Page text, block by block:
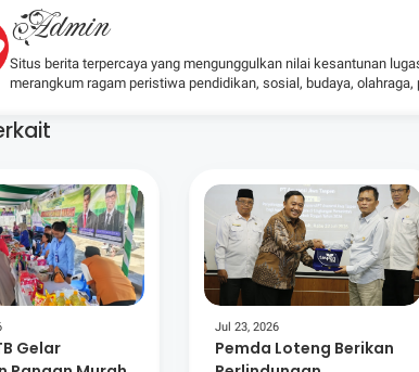
Admin
Situs berita terpercaya yang mengunggulkan nilai kesantunan
merangkum ragam peristiwa pendidikan, sosial, budaya,
Gelar
Jul 23, 2026
Pemda Loteng Berikan